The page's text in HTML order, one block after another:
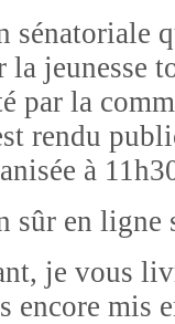
sénatoriale
la jeunesse
par la
rendu
à
sûr en
je vous
encore mis